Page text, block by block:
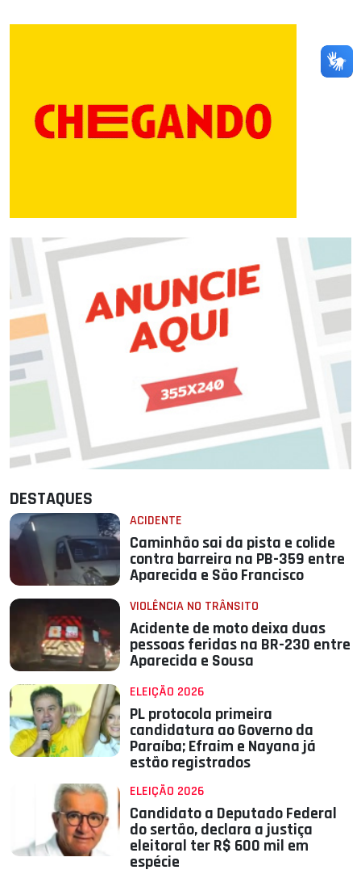
DESTAQUES
ACIDENTE
Caminhão sai da pista e colide
contra barreira na PB-359 entre
Aparecida e São Francisco
VIOLÊNCIA NO TRÂNSITO
Acidente de moto deixa duas
pessoas feridas na BR-230 entre
Aparecida e Sousa
ELEIÇÃO 2026
PL protocola primeira
candidatura ao Governo da
Paraíba; Efraim e Nayana já
estão registrados
ELEIÇÃO 2026
Candidato a Deputado Federal
do sertão, declara a justiça
eleitoral ter R$ 600 mil em
espécie